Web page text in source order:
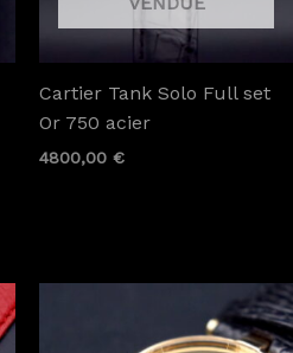
Cartier Tank Solo Full set
Or 750 acier
4800,00 €